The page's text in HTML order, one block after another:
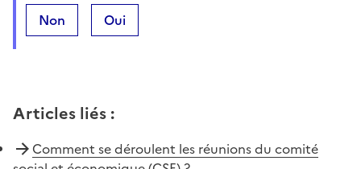
Non Oui
Articles liés :
Comment se déroulent les réunions du comité